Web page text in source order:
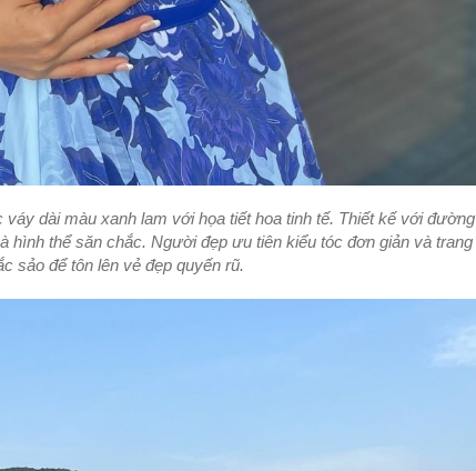
dài màu xanh lam với họa tiết hoa tinh tế. Thiết kế với đường
hình thể săn chắc. Người đẹp ưu tiên kiểu tóc đơn giản và trang
sảo để tôn lên vẻ đẹp quyến rũ.